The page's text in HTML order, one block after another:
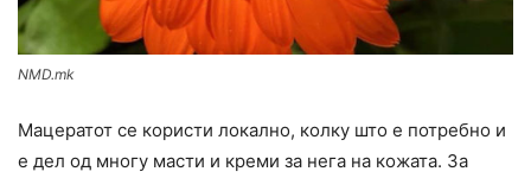
NMD.mk
Мацератот се користи локално, колку што е потребно и
е дел од многу масти и креми за нега на кожата. За